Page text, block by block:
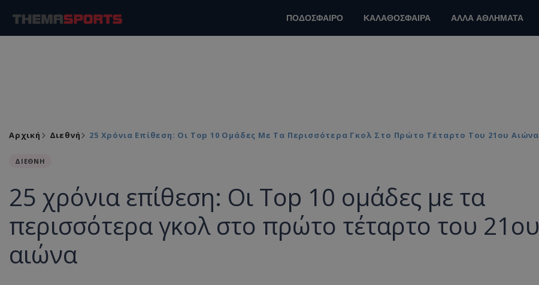
ΠΟΔΟΣΦΑΙΡΟ ΚΑΛΑΘΟΣΦΑΙΡΑ ΑΛΛΑ ΑΘΛΗΜΑΤΑ
Αρχική Διεθνή 25 Χρόνια Επίθεση: Οι Top 10 Ομάδες Με Τα Περισσότερα Γκολ Στο Πρώτο Τέταρτο Του 21ου Αιώνα
ΔΙΕΘΝΗ
25 χρόνια επίθεση: Οι Top 10 ομάδες με τα
περισσότερα γκολ στο πρώτο τέταρτο του 21ου
αιώνα